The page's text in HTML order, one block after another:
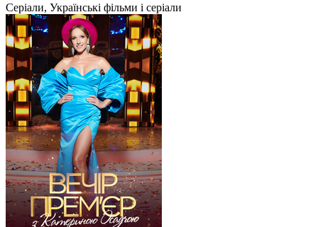
Серіали, Українські фільми і серіали